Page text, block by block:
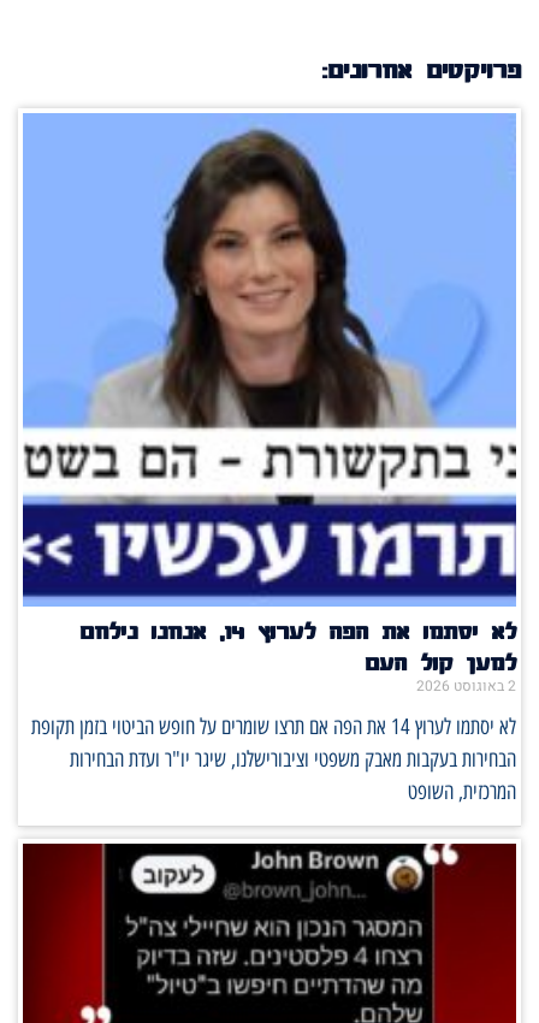
פרויקטים אחרונים:
לא יסתמו את הפה לערוץ 14, אנחנו נילחם
למען קול העם
2 באוגוסט 2026
לא יסתמו לערוץ 14 את הפה אם תרצו שומרים על חופש הביטוי בזמן תקופת
הבחירות בעקבות מאבק משפטי וציבורישלנו, שיגר יו"ר ועדת הבחירות
המרכזית, השופט